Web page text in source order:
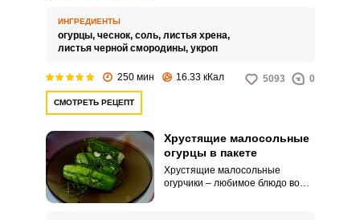
ароматные и безумно вкусные,
они потребуют минимум
времени и усилий для их
порадует вас и вашу семью.
столе!
ИНГРЕДИЕНТЫ
огурцы, чеснок, соль, листья хрена,
листья черной смородины, укроп
250 мин 16.33 кКал 5093 0
СМОТРЕТЬ РЕЦЕПТ
Хрустящие малосольные
огурцы в пакете
Хрустящие малосольные
огурчики – любимое блюдо во